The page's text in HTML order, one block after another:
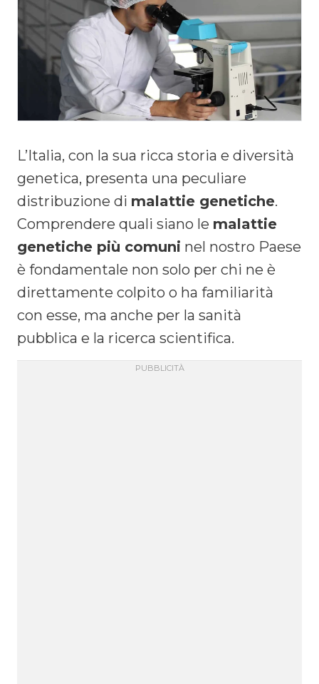
L’Italia, con la sua ricca storia e diversità
genetica, presenta una peculiare
distribuzione di malattie genetiche.
Comprendere quali siano le malattie
genetiche più comuni nel nostro Paese
è fondamentale non solo per chi ne è
direttamente colpito o ha familiarità
con esse, ma anche per la sanità
pubblica e la ricerca scientifica.